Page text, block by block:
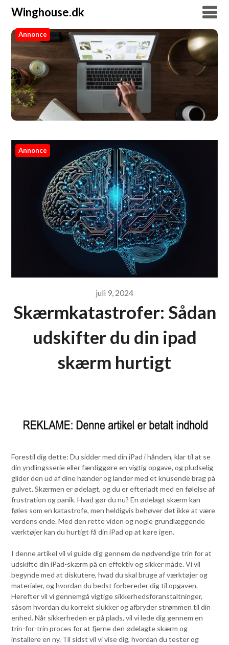
Winghouse.dk
Winghouse.dk
Annonce
Annonce
juli 9, 2024
Skærmkatastrofer: Sådan
udskifter du din ipad
skærm hurtigt
Forestil dig dette: Du sidder med din iPad i hånden, klar til at se
din yndlingsserie eller færdiggøre en vigtig opgave, og pludselig
glider den ud af dine hænder og lander med et knusende brag på
gulvet. Skærmen er ødelagt, og du er efterladt med en følelse af
frustration og panik. Hvad gør du nu? En ødelagt skærm kan
føles som en katastrofe, men heldigvis behøver det ikke at være
verdens ende. Med den rette viden og nogle grundlæggende
værktøjer kan du hurtigt få din iPad op at køre igen.
I denne artikel vil vi guide dig gennem de nødvendige trin for at
udskifte din iPad-skærm på en effektiv og sikker måde. Vi vil
begynde med at diskutere, hvad du skal bruge af værktøjer og
materialer, og hvordan du bedst forbereder dig til opgaven.
Herefter vil vi gennemgå vigtige sikkerhedsforanstaltninger,
såsom hvordan du korrekt slukker og afbryder strømmen til din
enhed. Når sikkerheden er på plads, vil vi lede dig gennem en
trin-for-trin proces for at fjerne den ødelagte skærm og
installere en ny. Til sidst vil vi vise dig, hvordan du tester og